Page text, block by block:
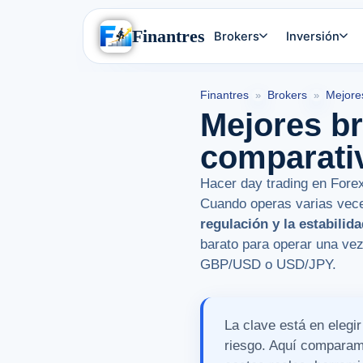
Finantres Brokers Inversión
Finantres » Brokers »
Mejores
Hacer day trading en
Cuando operas varias
regulación y la
barato para operar una
GBP/USD o USD/JPY.
La clave está en
riesgo. Aquí